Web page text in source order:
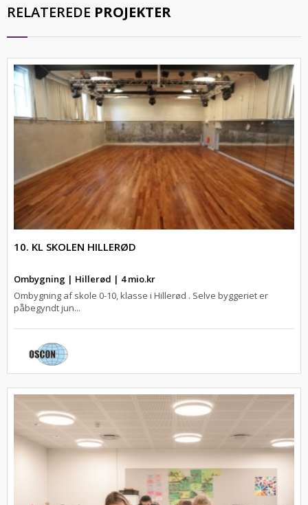
RELATEREDE PROJEKTER
10. KL SKOLEN HILLERØD
Ombygning | Hillerød | 4 mio.kr
Ombygning af skole 0-10, klasse i Hillerød . Selve byggeriet er
påbegyndt jun...